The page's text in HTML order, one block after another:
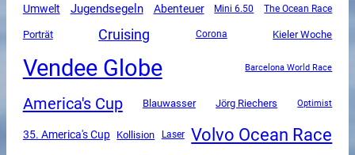
Umwelt
Jugendsegeln Abenteuer Mini 6.50 The Ocean Race
Porträt Cruising Corona Kieler Woche
Vendee Globe Barcelona World Race
America's Cup Blauwasser Jörg Riechers Optimist
35. America's Cup Kollision Laser Volvo Ocean Race